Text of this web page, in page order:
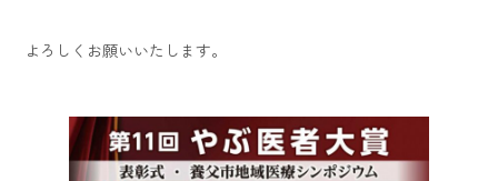
よろしくお願いいたします。